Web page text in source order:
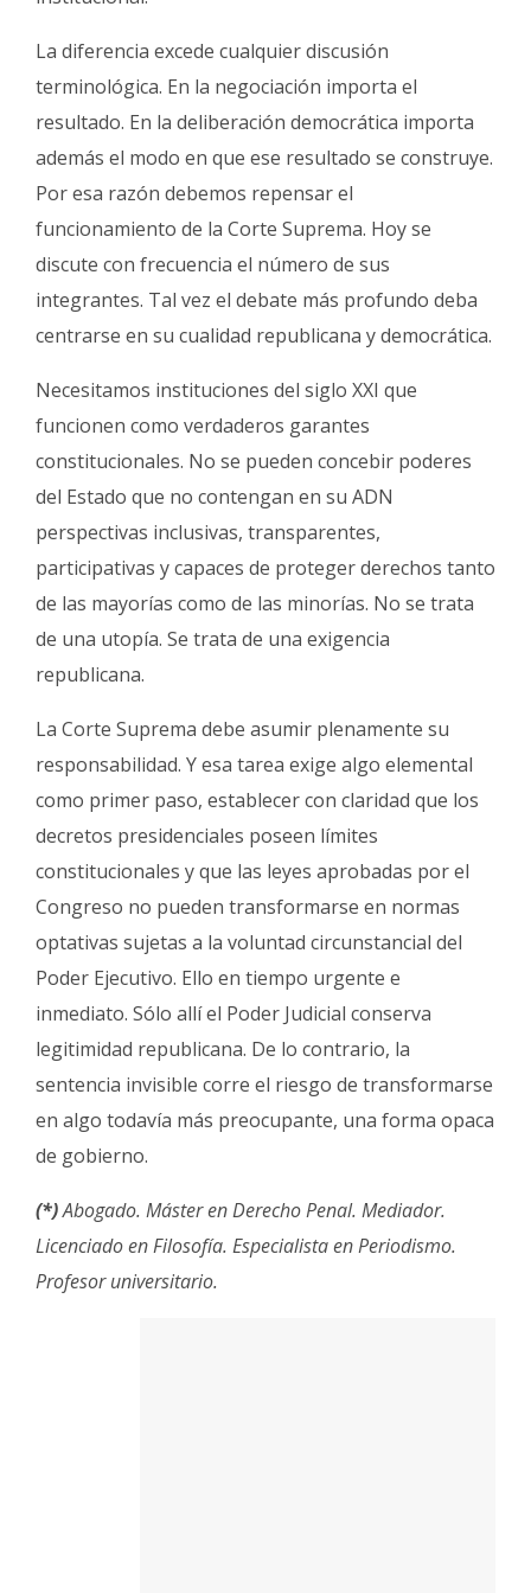
La diferencia excede cualquier discusión
terminológica. En la negociación importa el
resultado. En la deliberación democrática importa
además el modo en que ese resultado se construye.
Por esa razón debemos repensar el
funcionamiento de la Corte Suprema. Hoy se
discute con frecuencia el número de sus
integrantes. Tal vez el debate más profundo deba
centrarse en su cualidad republicana y democrática.
Necesitamos instituciones del siglo XXI que
funcionen como verdaderos garantes
constitucionales. No se pueden concebir poderes
del Estado que no contengan en su ADN
perspectivas inclusivas, transparentes,
participativas y capaces de proteger derechos tanto
de las mayorías como de las minorías. No se trata
de una utopía. Se trata de una exigencia
republicana.
La Corte Suprema debe asumir plenamente su
responsabilidad. Y esa tarea exige algo elemental
como primer paso, establecer con claridad que los
decretos presidenciales poseen límites
constitucionales y que las leyes aprobadas por el
Congreso no pueden transformarse en normas
optativas sujetas a la voluntad circunstancial del
Poder Ejecutivo. Ello en tiempo urgente e
inmediato. Sólo allí el Poder Judicial conserva
legitimidad republicana. De lo contrario, la
sentencia invisible corre el riesgo de transformarse
en algo todavía más preocupante, una forma opaca
de gobierno.
(*)Abogado. Máster en Derecho Penal. Mediador.
Licenciado en Filosofía. Especialista en Periodismo.
Profesor universitario.